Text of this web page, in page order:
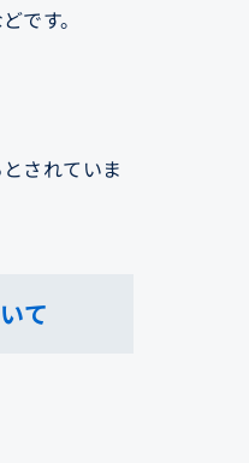
です。
されていま
て